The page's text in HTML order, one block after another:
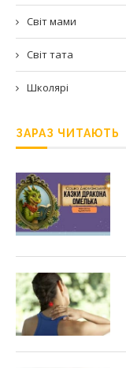
Світ мами
Світ тата
Школярі
ЗАРАЗ ЧИТАЮТЬ